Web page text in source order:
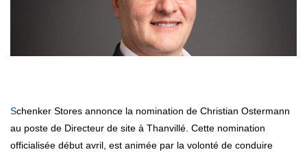
Schenker Stores annonce la nomination de Christian Ostermann
au poste de Directeur de site à Thanvillé. Cette nomination
officialisée début avril, est animée par la volonté de conduire